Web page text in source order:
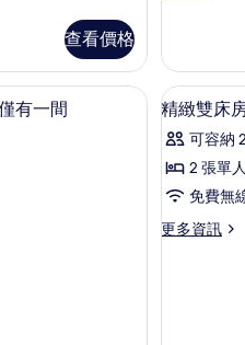
查看價格
相
片
景
隅
雙
房
的
情
羽絨被、客房內保險箱、筆電工作空間
有一間
顯
示
精
緻
床
3
精緻雙床
可容納
2 張單
免費無
更多資訊
更